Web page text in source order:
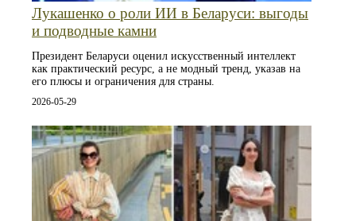
Лукашенко о роли ИИ в Беларуси: выгоды
и подводные камни
Президент Беларуси оценил искусственный интеллект
как практический ресурс, а не модный тренд, указав на
его плюсы и ограничения для страны.
2026-05-29